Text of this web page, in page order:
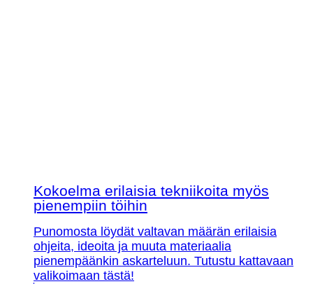
Kokoelma erilaisia tekniikoita myös
pienempiin töihin
Punomosta löydät valtavan määrän erilaisia
ohjeita, ideoita ja muuta materiaalia
pienempäänkin askarteluun. Tutustu kattavaan
valikoimaan tästä!